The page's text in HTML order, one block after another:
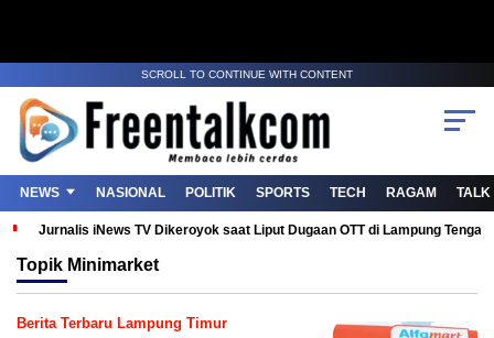
SCROLL TO CONTINUE WITH CONTENT
NEWS NASIONAL POLITIK SPORTS TECH RAGAM TALK
Jurnalis iNews TV Dikeroyok saat Liput Dugaan OTT di Lampung
Topik Minimarket
Berita Terbaru Lampung Timur